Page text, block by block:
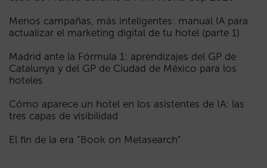
Menos campañas, más inteligentes: manual IA para
actualizar el marketing digital de tu hotel (parte 1)
Madrid ante la Fórmula 1: aprendizajes del GP de
Catalunya y del GP de Ciudad de México para los
hoteles
Cómo aparece un hotel en los asistentes de IA: las
tres capas de visibilidad
El fin de la era “Book on Metasearch”